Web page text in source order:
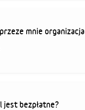
mnie organizacja
jest bezpłatne?